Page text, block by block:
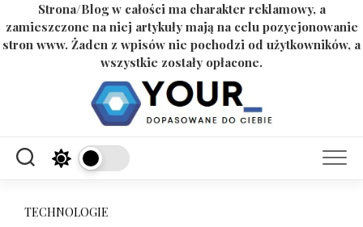
Strona/Blog w całości ma charakter reklamowy, a
zamieszczone na niej artykuły mają na celu pozycjonowanie
stron www. Żaden z wpisów nie pochodzi od użytkowników, a
wszystkie zostały opłacone.
TECHNOLOGIE